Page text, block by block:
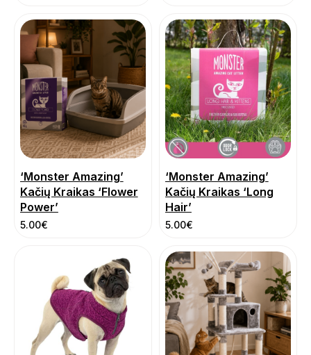
‘Monster Amazing’
Kačių Kraikas ‘Flower
Power’
5.00€
‘Monster Amazing’
Kačių Kraikas ‘Long
Hair’
5.00€